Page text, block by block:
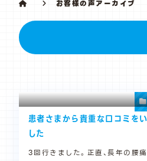
お客様の声アーカイブ
患者さまから貴重な口コミを
した
3回行きました。正直、長年の腰